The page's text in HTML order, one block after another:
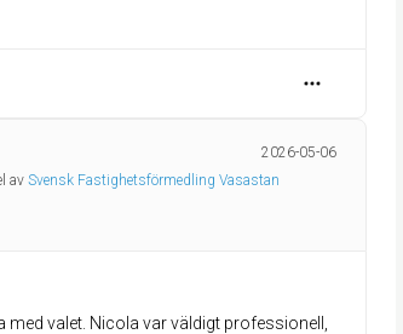
2026-05-06
av Svensk Fastighetsförmedling Vasastan
valet. Nicola var väldigt professionell,